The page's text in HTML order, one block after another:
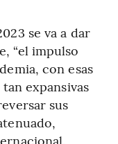
se va a dar
“el impulso
con esas
expansivas
sus